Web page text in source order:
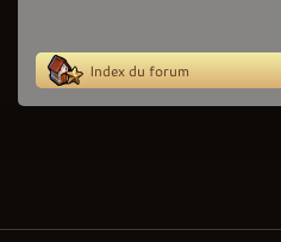
Index du forum